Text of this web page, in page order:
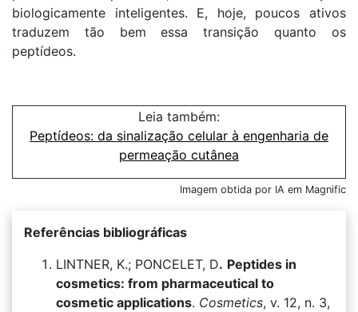
biologicamente inteligentes. E, hoje, poucos ativos
traduzem tão bem essa transição quanto os
peptídeos.
Leia também:
Peptídeos: da sinalização celular à engenharia de
permeação cutânea
Imagem obtida por IA em Magnific
Referências bibliográficas
LINTNER, K.; PONCELET, D. Peptides in
cosmetics: from pharmaceutical to
cosmetic applications. Cosmetics, v. 12, n. 3,